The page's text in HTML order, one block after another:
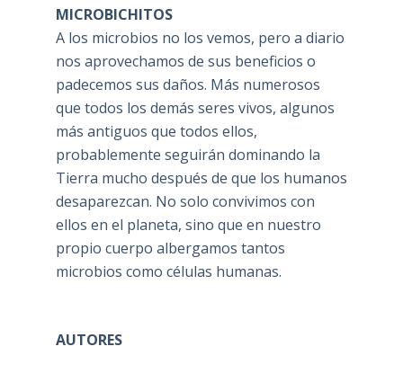
MICROBICHITOS
A los microbios no los vemos, pero a diario
nos aprovechamos de sus beneficios o
padecemos sus daños. Más numerosos
que todos los demás seres vivos, algunos
más antiguos que todos ellos,
probablemente seguirán dominando la
Tierra mucho después de que los humanos
desaparezcan. No solo convivimos con
ellos en el planeta, sino que en nuestro
propio cuerpo albergamos tantos
microbios como células humanas.
AUTORES